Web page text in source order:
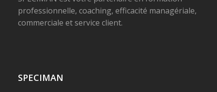
professionnelle, coaching, efficacité managériale,
commerciale et service client.
SPECIMAN